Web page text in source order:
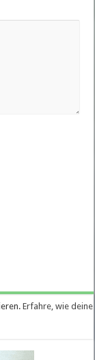
Erfahre, wie deine